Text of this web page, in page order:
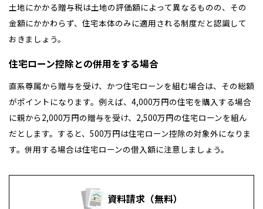
土地にかかる贈与税は土地の評価額によって異なるものの、その
金額にかかわらず、住宅本体のみに適用される制度だと認識して
おきましょう。
住宅ローン控除との併用をする場合
直系尊属から贈与を受け、かつ住宅ローンを組む場合は、その総額
がポイントになります。例えば、4,000万円の住宅を購入する場合
に親から2,000万円の贈与を受け、2,500万円の住宅ローンを組ん
だとします。すると、500万円は住宅ローン控除の対象外になりま
す。併用する場合は住宅ローンの借入額に注意しましょう。
資料請求（無料）